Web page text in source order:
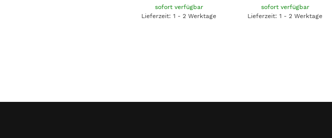
sofort verfügbar
Lieferzeit: 1 - 2 Werktage
sofort verfügbar
Lieferzeit: 1 - 2 Werktage